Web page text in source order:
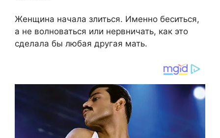
Женщина начала злиться. Именно беситься,
а не волноваться или нервничать, как это
сделала бы любая другая мать.